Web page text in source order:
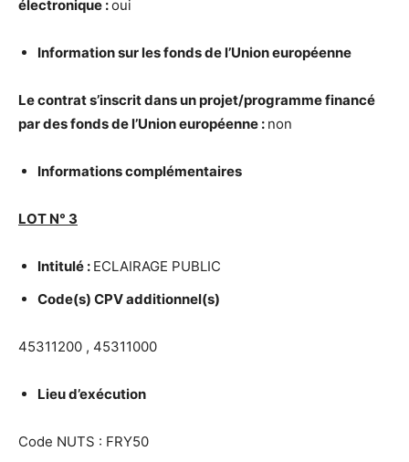
électronique :oui
Information sur les fonds de l’Union européenne
Le contrat s’inscrit dans un projet/programme financé
par des fonds de l’Union européenne : non
Informations complémentaires
LOT N° 3
Intitulé : ECLAIRAGE PUBLIC
Code(s) CPV additionnel(s)
45311200 , 45311000
Lieu d’exécution
Code NUTS : FRY50